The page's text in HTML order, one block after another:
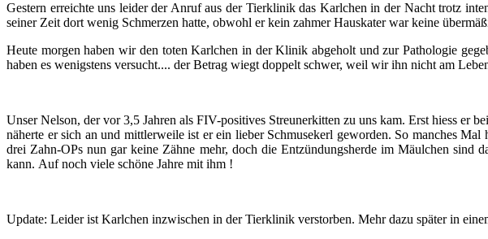
Gestern erreichte uns leider der Anruf aus der Tierklinik das Karlchen in der Nacht trotz
seiner Zeit dort wenig Schmerzen hatte, obwohl er kein zahmer Hauskater war keine
Heute morgen haben wir den toten Karlchen in der Klinik abgeholt und zur Pathologie
haben es wenigstens versucht.... der Betrag wiegt doppelt schwer, weil wir ihn nicht am
Unser Nelson, der vor 3,5 Jahren als FIV-positives Streunerkitten zu uns kam. Erst hiess er
näherte er sich an und mittlerweile ist er ein lieber Schmusekerl geworden. So manches Mal
drei Zahn-OPs nun gar keine Zähne mehr, doch die Entzündungsherde im Mäulchen sind
kann. Auf noch viele schöne Jahre mit ihm !
Update: Leider ist Karlchen inzwischen in der Tierklinik verstorben. Mehr dazu später in